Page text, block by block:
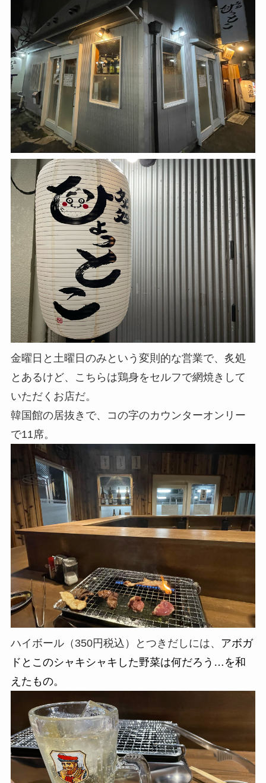
金曜日と土曜日のみという変則的な営業で、炙処
とあるけど、こちらは鶏身をセルフで網焼きして
いただくお店だ。
韓国館の居抜きで、コの字のカウンターオンリー
で11席。
ハイボール（350円税込）と つきだしには、 アボガ
ドとこのシャキシャキした野菜は何だろう…を和
えたもの。